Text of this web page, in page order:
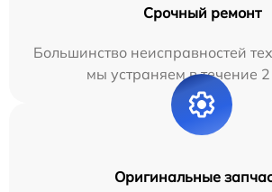
Срочный ремонт
Большинство неисправностей
мы устраняем в течение 2
Оригинальные